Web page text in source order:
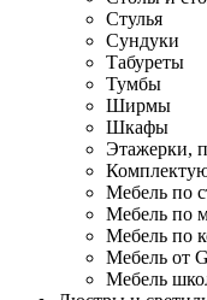
Стулья
Сундуки
Табуреты
Тумбы
Ширмы
Шкафы
Этажерки,
Мебель по
Мебель по
Мебель по
Мебель от
Мебель